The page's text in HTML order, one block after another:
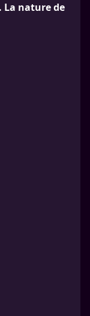
nature de